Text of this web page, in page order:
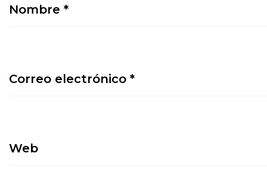
Nombre *
Correo electrónico *
Web